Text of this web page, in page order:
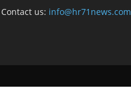
Contact us: info@hr71news.com